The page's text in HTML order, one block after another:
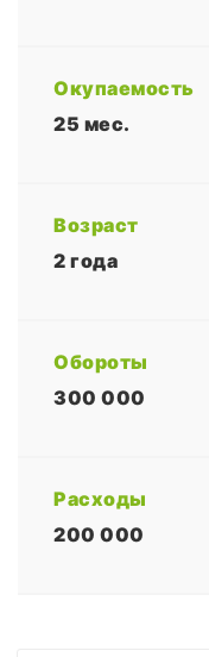
Окупаемость
25 мес.
Возраст
2 года
Обороты
300 000
Расходы
200 000